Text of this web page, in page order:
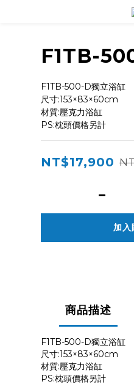
F1TB-
F1TB-500-D獨立浴缸
尺寸:153×83×60cm
材質:壓克力浴缸
PS:枕頭價格另計
NT$17,900
加入
商品描述
F1TB-500-D獨立浴缸
尺寸:153×83×60cm
材質:壓克力浴缸
PS:枕頭價格另計